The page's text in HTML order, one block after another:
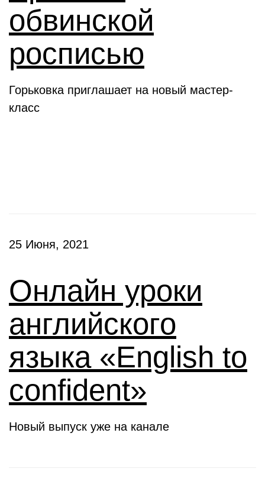
обвинской
росписью
Горьковка приглашает на новый мастер-
класс
25 Июня, 2021
Онлайн уроки
английского
языка «English to
confident»
Новый выпуск уже на канале